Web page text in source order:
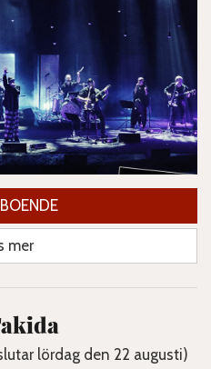
mer
lördag den 22 augusti)